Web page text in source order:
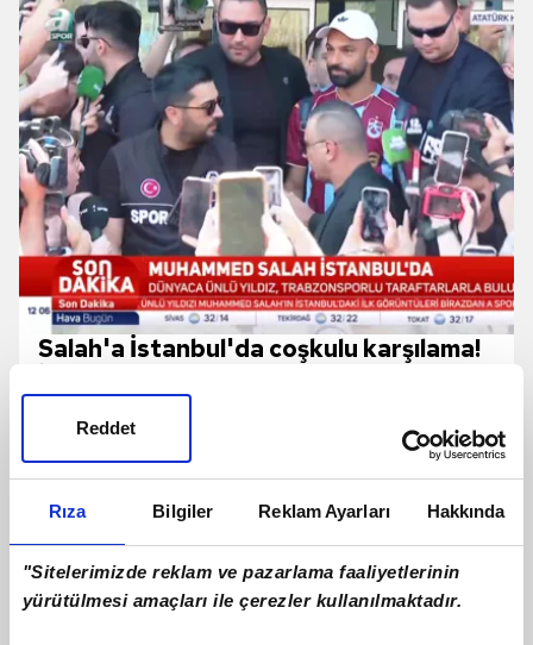
Rıza Bilgiler Reklam Ayarları Hakkında
"Sitelerimizde reklam ve pazarlama faaliyetlerinin
yürütülmesi amaçları ile çerezler kullanılmaktadır.
Reddet
Salah'a İstanbul'da coşkulu karşılama!